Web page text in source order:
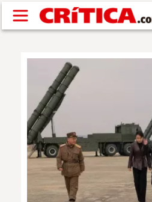
Pasar al contenido principal
NACIONAL
POLÍTICA